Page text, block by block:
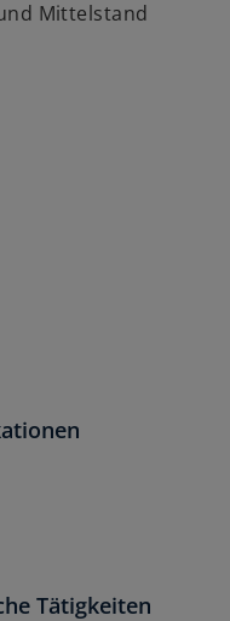
Mittelstand
Tätigkeiten